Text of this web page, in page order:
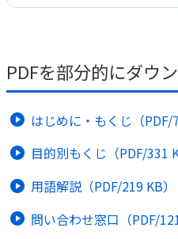
マイページでできること
ログイン
ご契約内容の確認
保険の探し方のポイント
これからのライフイベ
お問い合わせ先
医療
お金
子育て
経営理念・経営戦略
会社概要
財務情報
日本郵政グループとし
採用情報
CM・オウンドメディア
株主・投資家のみなさまへ
English
PDFを部分的にダウ
はじめに・もくじ（PDF/
目的別もくじ（PDF/331
用語解説（PDF/219 KB）
問い合わせ窓口（PDF/